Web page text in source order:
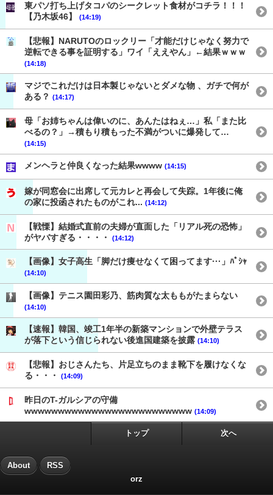
東パソ打ち上げタコパのシークレット食材がコチラ！！！
【乃木坂46】
(14:19)
【悲報】NARUTOのロックリー「才能だけじゃなく努力で
逆転できる事を証明する」ワイ「ええやん」←結果ｗｗｗ
(14:18)
マジでこれだけは日本製じゃないとダメな物 、ガチで何が
ある？ (14:17)
母「お姉ちゃんは偉いのに、あんたはねぇ…」私「また比
べるの？」→積もり積もった不満がついに爆発して…
(14:15)
メンヘラと仲良くなった結果wwww (14:15)
嫁が同窓会に出席して元カレと再会して失踪。1年後に俺
の家に投函されたものがこれ... (14:12)
【戦慄】結婚式直前の夫婦が直面した「リアル死の恐怖」
がヤバすぎる・・・・
(14:12)
【画像】女子高生「脚だけ痩せなくて困ってます···」ﾊﾟｼｬ
(14:10)
【画像】テニス園田彩乃、筋肉質な太ももがたまらない
(14:10)
【速報】韓国、竣工1年半の新築マンションで外壁テラス
が落下という信じられない後進国建築を披露 (14:10)
【悲報】おじさんたち、片足立ちのまま靴下を履けなくな
る・・・
(14:09)
昨日のT-ガルシアの守備
wwwwwwwwwwwwwwwwwwwwwwwww (14:09)
トップ 次へ
About RSS
orz